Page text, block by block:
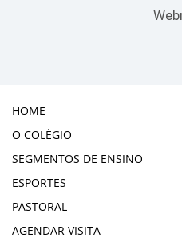
HOME
O COLÉGIO
SEGMENTOS DE ENSINO
ESPORTES
PASTORAL
AGENDAR VISITA